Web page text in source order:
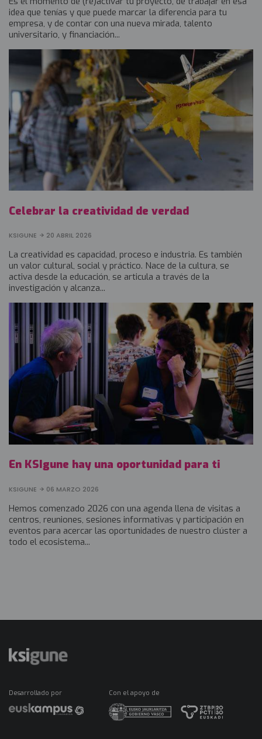
idea que tenías y que puede marcar la diferencia para tu
empresa, y de contar con una nueva mirada, talento
universitario, y financiación...
Celebrar la creatividad de verdad
KSIGUNE 20 ABRIL 2026
La creatividad es capacidad, proceso e industria. Es también
un valor cultural, social y práctico. Nace de la cultura, se
activa desde la educación, se articula a través de la
investigación y alcanza...
En KSIgune hay una oportunidad para ti
KSIGUNE 06 MARZO 2026
Hemos comenzado 2026 con una agenda llena de visitas a
centros, reuniones, sesiones informativas y participación en
eventos para acercar las oportunidades de nuestro clúster a
todo el ecosistema...
Desarrollado por Con el apoyo de